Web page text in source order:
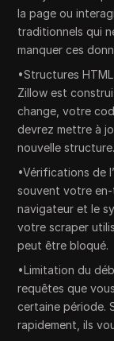
la page ou
traditionnels qui
manquer ces
•Structures
Zillow est
change, votre
devrez mettre à
nouvelle structure.
•Vérifications de
souvent votre en-
navigateur et le
votre scraper
peut être bloqué.
•Limitation du
requêtes que
certaine période.
rapidement, ils